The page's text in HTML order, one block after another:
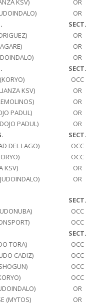
KSV)
OR
OR
SECT.
OR
OR
OR
SECT.
OCC
KSV)
OR
OR
PADUL)
OR
PADUL)
OR
SECT.
DEL LAGO)
OCC
OCC
KSV)
OR
OR
SECT.
OCC
OCC
SECT.
TORA)
OCC
CADIZ)
OCC
OCC
OCC
OR
(MYTOS)
OR